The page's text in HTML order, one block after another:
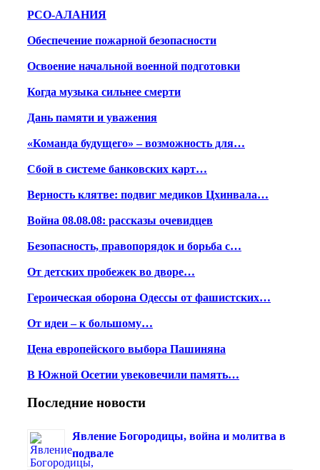
РСО-АЛАНИЯ
Обеспечение пожарной безопасности
Освоение начальной военной подготовки
Когда музыка сильнее смерти
Дань памяти и уважения
«Команда будущего» – возможность для…
Сбой в системе банковских карт…
Верность клятве: подвиг медиков Цхинвала…
Война 08.08.08: рассказы очевидцев
Безопасность, правопорядок и борьба с…
От детских пробежек во дворе…
Героическая оборона Одессы от фашистских…
От идеи – к большому…
Цена европейского выбора Пашиняна
В Южной Осетии увековечили память…
Последние новости
Явление Богородицы, война и молитва в
подвале